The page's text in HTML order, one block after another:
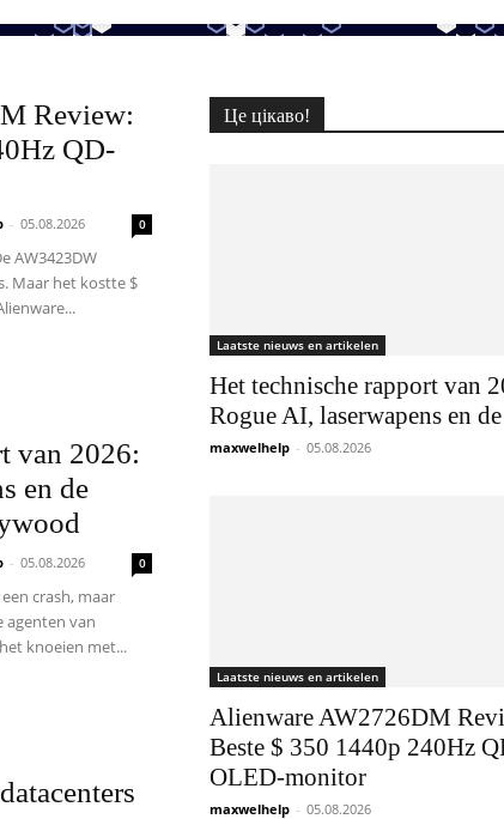
Review:
QD-
- 05.08.2026 0
AW3423DW
Maar het kostte $
van 2026:
en de
- 05.08.2026 0
crash, maar
agenten van
knoeien met...
Це цікаво!
Laatste nieuws en artikelen
Het technische rapport van
Rogue AI, laserwapens en
maxwelhelp - 05.08.2026
Laatste nieuws en artikelen
Alienware AW2726DM
Beste $ 350 1440p 240Hz
OLED-monitor
maxwelhelp - 05.08.2026